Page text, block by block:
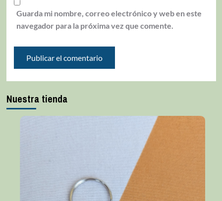
Guarda mi nombre, correo electrónico y web en este
navegador para la próxima vez que comente.
Nuestra tienda